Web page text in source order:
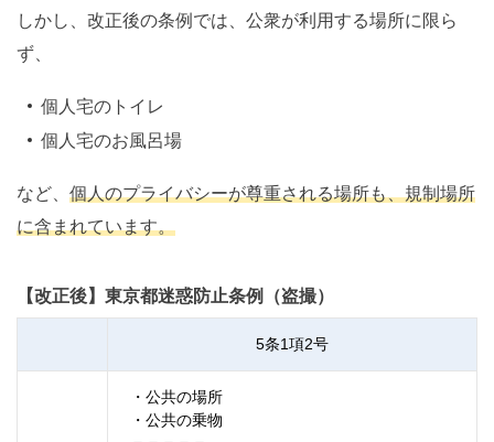
しかし、改正後の条例では、公衆が利用する場所に限ら
ず、
個人宅のトイレ
個人宅のお風呂場
など、 個人のプライバシーが尊重される場所も、規制場所
に含まれています。
【改正後】東京都迷惑防止条例（盗撮）
5条1項2号
・公共の場所
・公共の乗物